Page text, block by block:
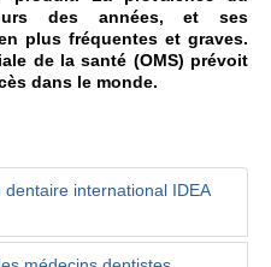
des années, et ses
plus fréquentes et graves.
de la santé (OMS) prévoit
dans le monde.
international IDEA